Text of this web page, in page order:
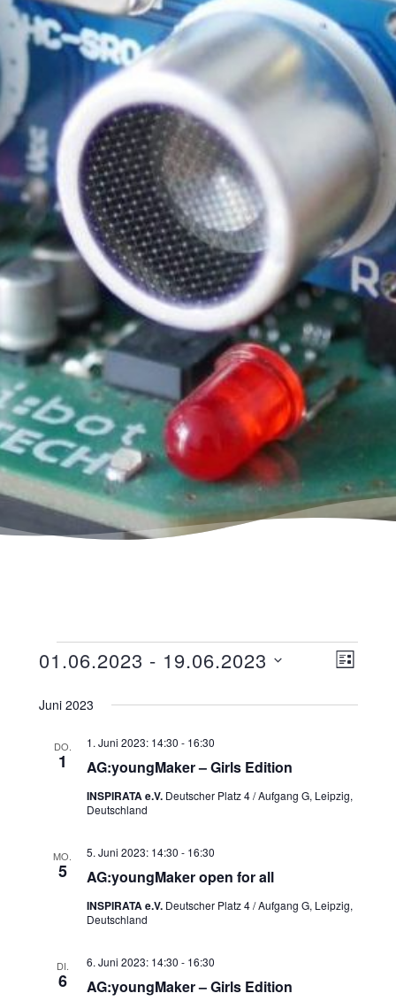
LISTE
01.06.2023 - 19.06.2023
Juni 2023
DO.
1 AG:youngMaker – Girls Edition
1. Juni 2023: 14:30 - 16:30
INSPIRATA e.V. Deutscher Platz 4 / Aufgang G, Leipzig,
Deutschland
MO.
5 AG:youngMaker open for all
5. Juni 2023: 14:30 - 16:30
INSPIRATA e.V. Deutscher Platz 4 / Aufgang G, Leipzig,
Deutschland
DI.
6 AG:youngMaker – Girls Edition
6. Juni 2023: 14:30 - 16:30